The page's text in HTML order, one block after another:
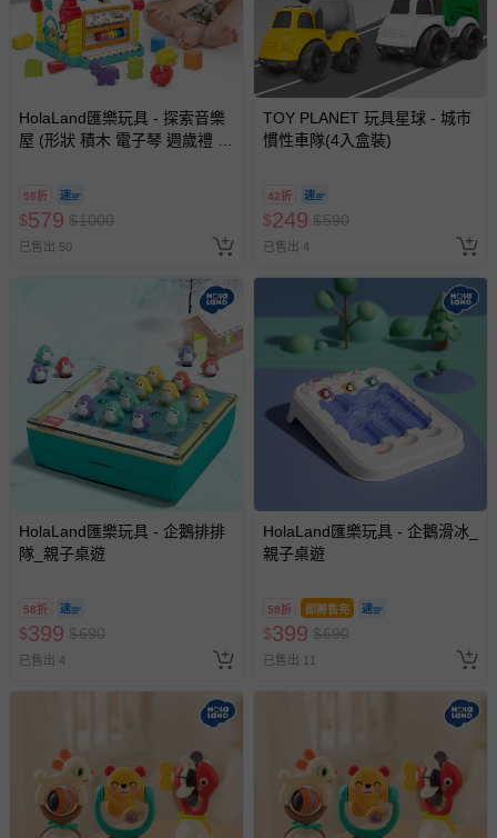
預購商品：預購為海外同步代購，遇缺貨即會通知媽咪並協
助取消退款事宜。
商品如因「價格、組合」等錯誤原因，導致無法安排出貨，
會主動以簡訊及mail通知訂單取消事宜，並將提供適當補
償。
HolaLand匯樂玩具 - 探索音樂
屋 (形狀 積木 電子琴 週歲禮 感
58折
$579 $1000
已售出 50
TOY PLANET 玩具星球 - 城市
慣性車隊(4入盒裝)
42折
$249 $590
已售出 4
HolaLand匯樂玩具 - 企鵝排排
隊_親子桌遊
58折
$399 $690
已售出 4
HolaLand匯樂玩具 - 企鵝滑冰_
親子桌遊
58折 即將售完
$399 $690
已售出 11